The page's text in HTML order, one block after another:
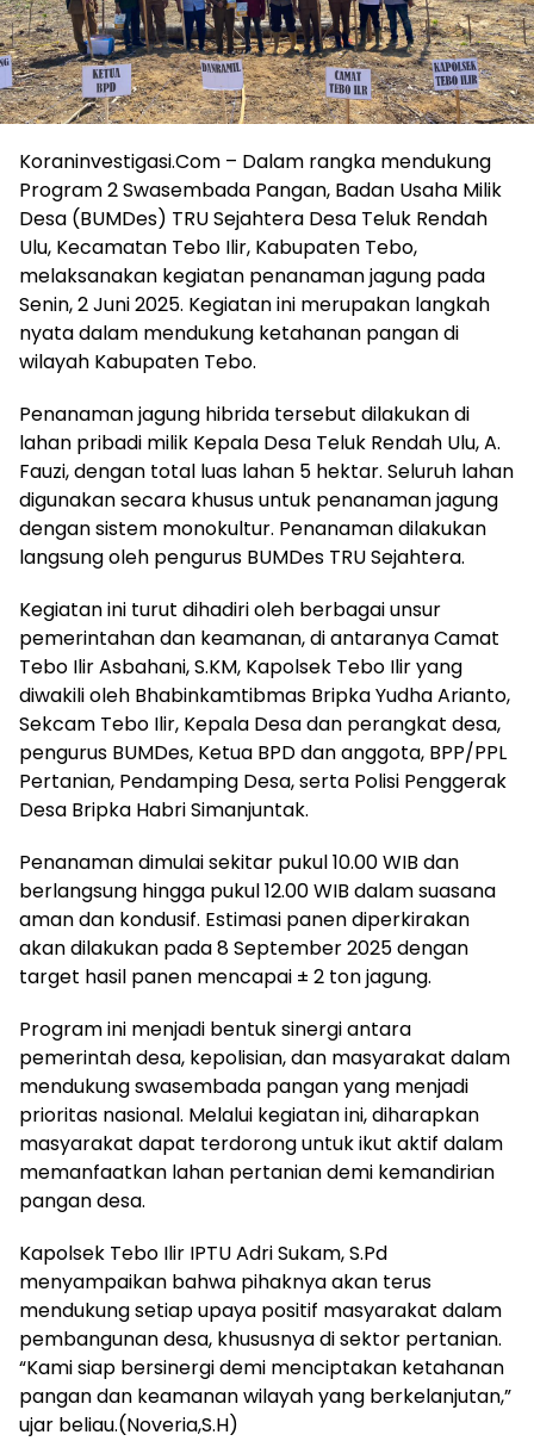
Koraninvestigasi.Com – Dalam rangka mendukung
Program 2 Swasembada Pangan, Badan Usaha Milik
Desa (BUMDes) TRU Sejahtera Desa Teluk Rendah
Ulu, Kecamatan Tebo Ilir, Kabupaten Tebo,
melaksanakan kegiatan penanaman jagung pada
Senin, 2 Juni 2025. Kegiatan ini merupakan langkah
nyata dalam mendukung ketahanan pangan di
wilayah Kabupaten Tebo.
Penanaman jagung hibrida tersebut dilakukan di
lahan pribadi milik Kepala Desa Teluk Rendah Ulu, A.
Fauzi, dengan total luas lahan 5 hektar. Seluruh lahan
digunakan secara khusus untuk penanaman jagung
dengan sistem monokultur. Penanaman dilakukan
langsung oleh pengurus BUMDes TRU Sejahtera.
Kegiatan ini turut dihadiri oleh berbagai unsur
pemerintahan dan keamanan, di antaranya Camat
Tebo Ilir Asbahani, S.KM, Kapolsek Tebo Ilir yang
diwakili oleh Bhabinkamtibmas Bripka Yudha Arianto,
Sekcam Tebo Ilir, Kepala Desa dan perangkat desa,
pengurus BUMDes, Ketua BPD dan anggota, BPP/PPL
Pertanian, Pendamping Desa, serta Polisi Penggerak
Desa Bripka Habri Simanjuntak.
Penanaman dimulai sekitar pukul 10.00 WIB dan
berlangsung hingga pukul 12.00 WIB dalam suasana
aman dan kondusif. Estimasi panen diperkirakan
akan dilakukan pada 8 September 2025 dengan
target hasil panen mencapai ± 2 ton jagung.
Program ini menjadi bentuk sinergi antara
pemerintah desa, kepolisian, dan masyarakat dalam
mendukung swasembada pangan yang menjadi
prioritas nasional. Melalui kegiatan ini, diharapkan
masyarakat dapat terdorong untuk ikut aktif dalam
memanfaatkan lahan pertanian demi kemandirian
pangan desa.
Kapolsek Tebo Ilir IPTU Adri Sukam, S.Pd
menyampaikan bahwa pihaknya akan terus
mendukung setiap upaya positif masyarakat dalam
pembangunan desa, khususnya di sektor pertanian.
“Kami siap bersinergi demi menciptakan ketahanan
pangan dan keamanan wilayah yang berkelanjutan,”
ujar beliau.(Noveria,S.H)